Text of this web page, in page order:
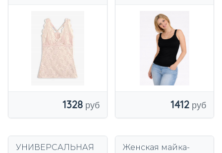
1328
базовый верх
черного цвета.
1412
УНИВЕРСАЛЬНАЯ
Женская майка-